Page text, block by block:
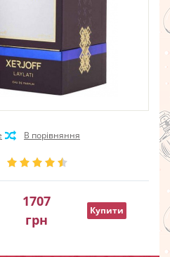
1707
грн
Купити